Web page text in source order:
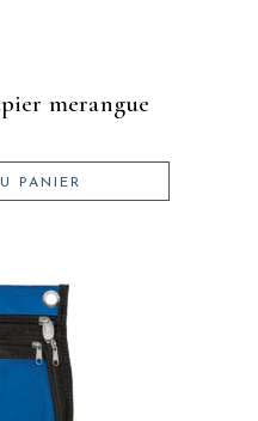
merangue
PANIER